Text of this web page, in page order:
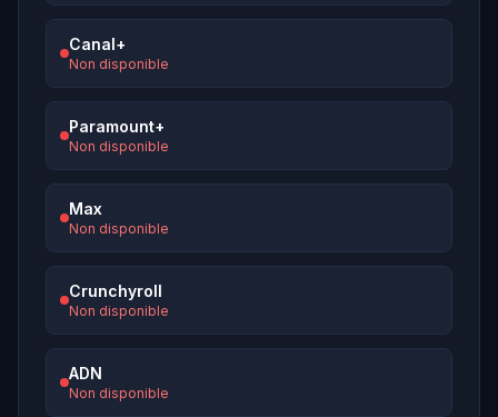
Canal+
Non disponible
Paramount+
Non disponible
Max
Non disponible
Crunchyroll
Non disponible
ADN
Non disponible